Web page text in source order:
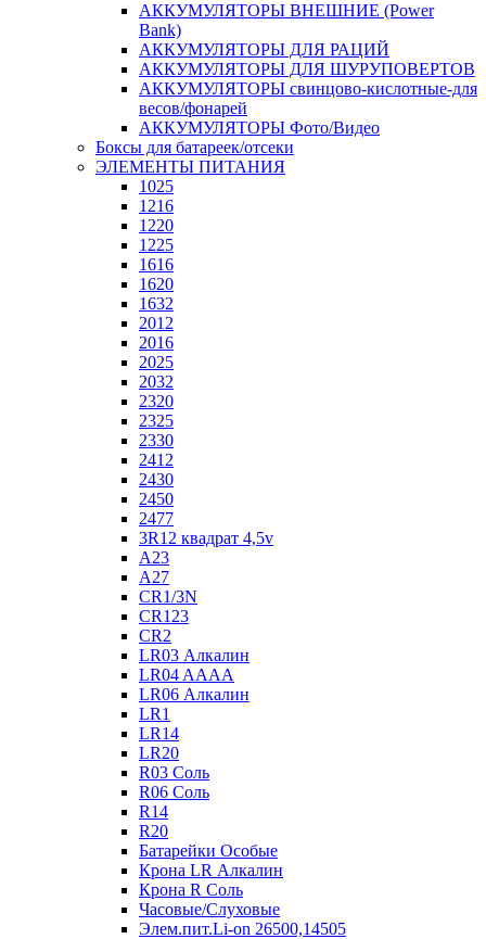
АККУМУЛЯТОРЫ ВНЕШНИЕ (Power
Bank)
АККУМУЛЯТОРЫ ДЛЯ РАЦИЙ
АККУМУЛЯТОРЫ ДЛЯ ШУРУПОВЕРТОВ
АККУМУЛЯТОРЫ свинцово-кислотные-для
весов/фонарей
АККУМУЛЯТОРЫ Фото/Видео
Боксы для батареек/отсеки
ЭЛЕМЕНТЫ ПИТАНИЯ
1025
1216
1220
1225
1616
1620
1632
2012
2016
2025
2032
2320
2325
2330
2412
2430
2450
2477
3R12 квадрат 4,5v
A23
A27
CR1/3N
CR123
CR2
LR03 Алкалин
LR04 AAAA
LR06 Алкалин
LR1
LR14
LR20
R03 Соль
R06 Соль
R14
R20
Батарейки Особые
Крона LR Алкалин
Крона R Соль
Часовые/Слуховые
Элем.пит.Li-on 26500,14505